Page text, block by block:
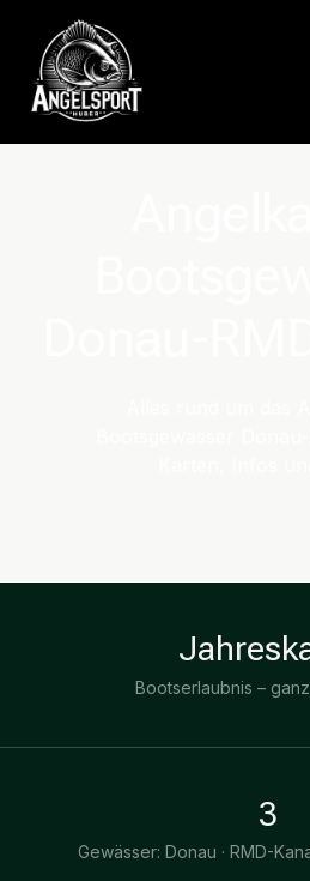
Bootserlaubnis –
3
Gewässer: Donau · RMD-